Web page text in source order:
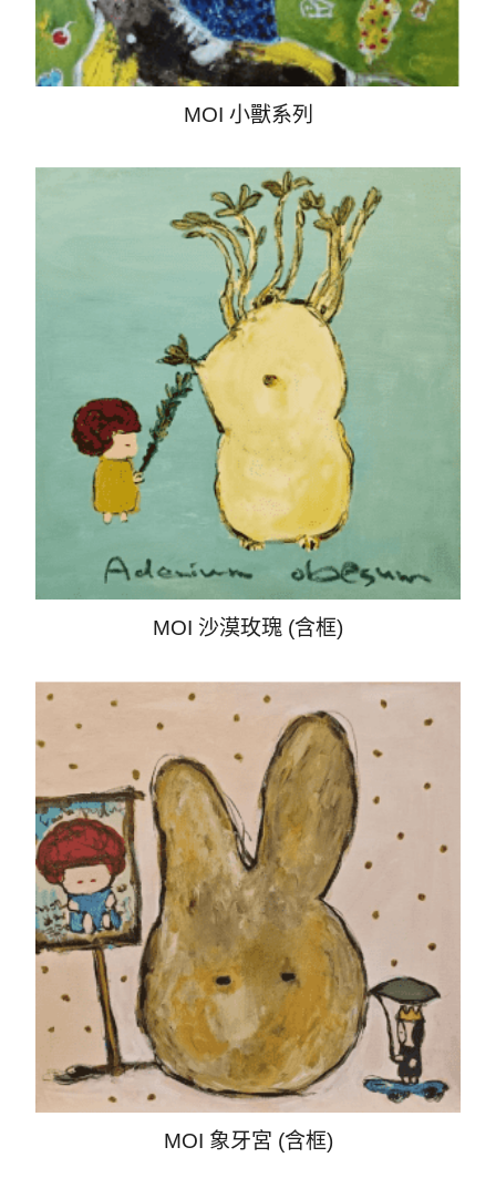
MOI 小獸系列
MOI 沙漠玫瑰 (含框)
MOI 象牙宮 (含框)